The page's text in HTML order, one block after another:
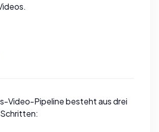
Video-Pipeline besteht aus drei